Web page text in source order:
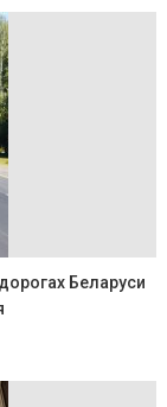
Беларуси